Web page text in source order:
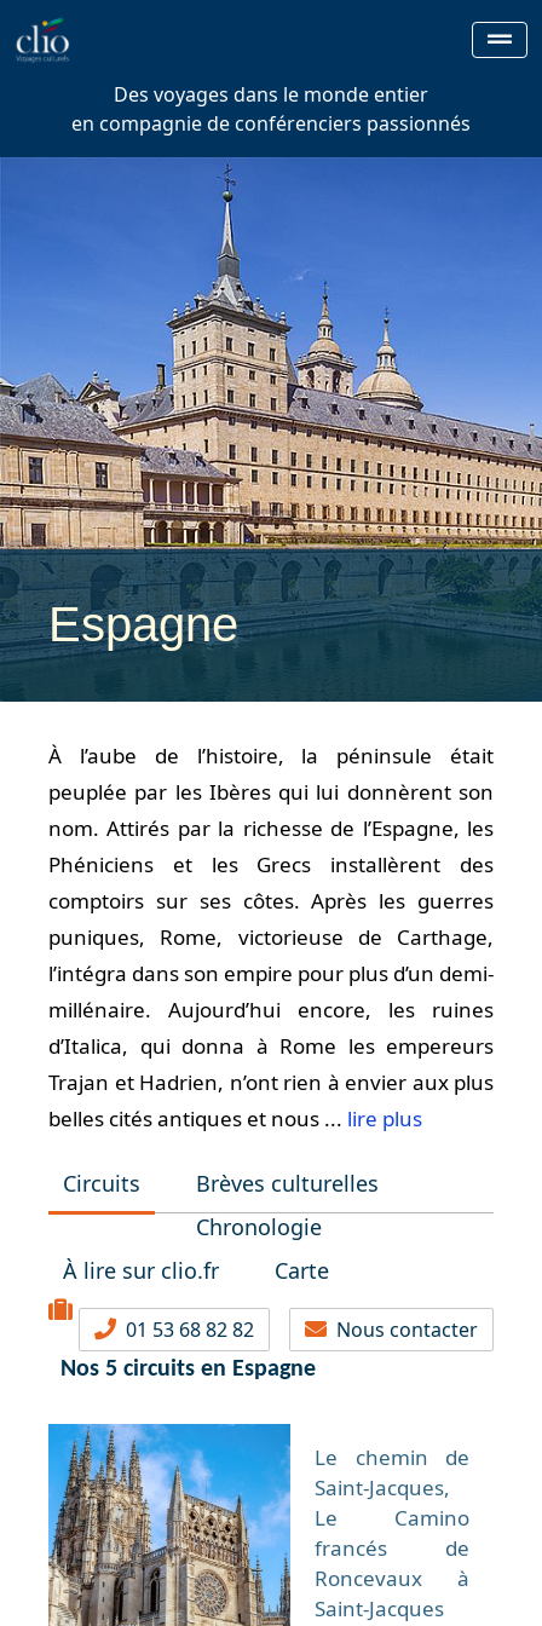
Des voyages dans le monde entier
en compagnie de conférenciers passionnés
Espagne
À l’aube de l’histoire, la péninsule était
peuplée par les Ibères qui lui donnèrent son
nom. Attirés par la richesse de l’Espagne, les
Phéniciens et les Grecs installèrent des
comptoirs sur ses côtes. Après les guerres
puniques, Rome, victorieuse de Carthage,
l’intégra dans son empire pour plus d’un demi-
millénaire. Aujourd’hui encore, les ruines
d’Italica, qui donna à Rome les empereurs
Trajan et Hadrien, n’ont rien à envier aux plus
belles cités antiques et nous ... lire plus
Circuits
Brèves culturelles
Chronologie
À lire sur clio.fr
Carte
01 53 68 82 82 Nous contacter
Nos 5 circuits en Espagne
Le chemin de
Saint-Jacques,
Le Camino
francés de
Roncevaux à
Saint-Jacques